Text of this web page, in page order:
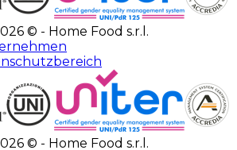
© - Home Food s.r.l.
© - Home Food s.r.l.